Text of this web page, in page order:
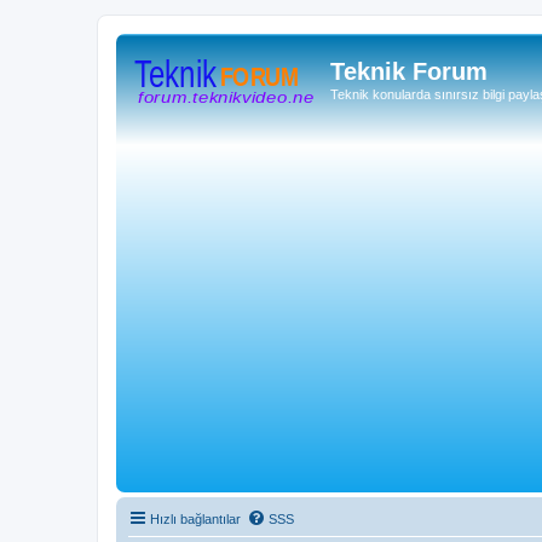
Teknik Forum
Teknik konularda sınırsız bilgi
Hızlı bağlantılar SSS